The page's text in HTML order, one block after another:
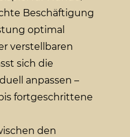
Beschäftigung
optimal
verstellbaren
sich die
anpassen –
fortgeschrittene
den